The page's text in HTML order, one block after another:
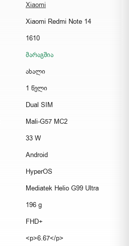
Xiaomi
Xiaomi Redmi Note 14
1610
მარაგშია
ახალი
1 წელი
Dual SIM
Mali-G57 MC2
33 W
Android
HyperOS
Mediatek Helio G99 Ultra
196 g
FHD+
<p>6.67</p>